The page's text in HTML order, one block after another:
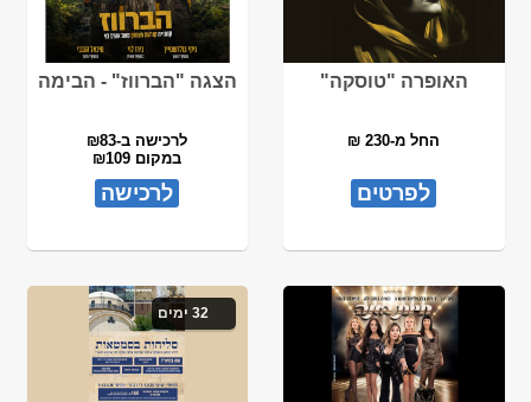
האופרה "טוסקה"
החל מ-230 ₪
לפרטים
הצגה "הברווז" - הבימה
לרכישה ב-₪83
במקום ₪109
לרכישה